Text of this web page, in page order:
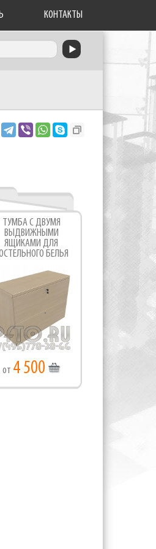
КОНТАКТЫ
ТУМБА С ДВУМЯ
ВЫДВИЖНЫМИ
ЯЩИКАМИ ДЛЯ
БЕЛЬЯ
от 4 500